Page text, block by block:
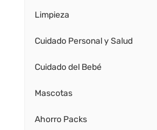
Limpieza
Cuidado Personal y Salud
Cuidado del Bebé
Mascotas
Ahorro Packs